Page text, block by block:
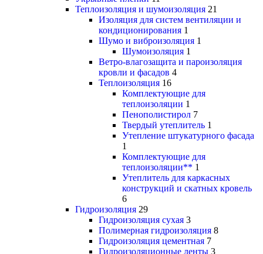
Теплоизоляция и шумоизоляция 21
Изоляция для систем вентиляции и
кондиционирования 1
Шумо и виброизоляция 1
Шумоизоляция 1
Ветро-влагозащита и пароизоляция
кровли и фасадов 4
Теплоизоляция 16
Комплектующие для
теплоизоляции 1
Пенополистирол 7
Твердый утеплитель 1
Утепление штукатурного фасада
1
Комплектующие для
теплоизоляции** 1
Утеплитель для каркасных
конструкций и скатных кровель
6
Гидроизоляция 29
Гидроизоляция сухая 3
Полимерная гидроизоляция 8
Гидроизоляция цементная 7
Гидроизоляционные ленты 3